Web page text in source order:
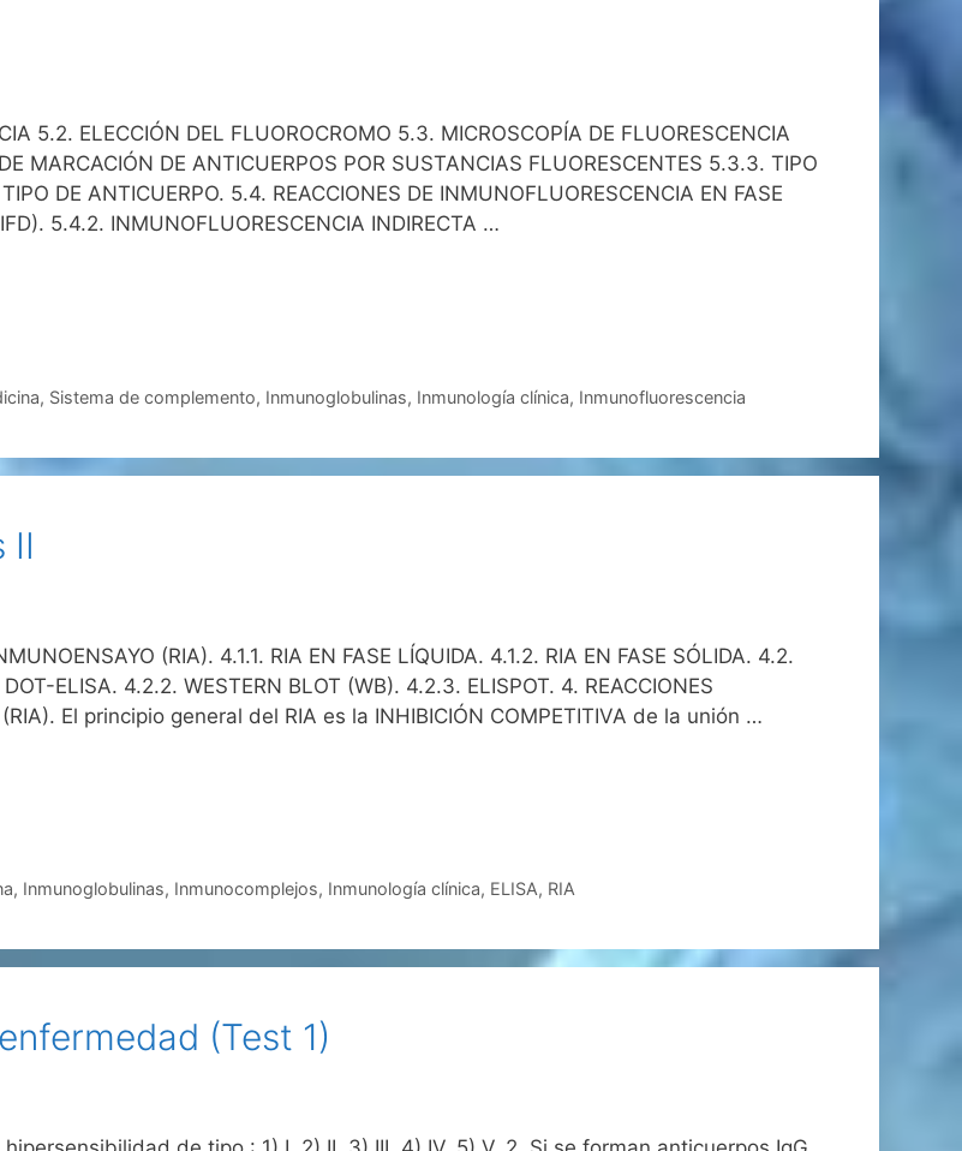
5.2. ELECCIÓN DEL FLUOROCROMO 5.3. MICROSCOPÍA DE FLUORESCENCIA
MARCACIÓN DE ANTICUERPOS POR SUSTANCIAS FLUORESCENTES 5.3.3. TIPO
DE ANTICUERPO. 5.4. REACCIONES DE INMUNOFLUORESCENCIA EN FASE
5.4.2. INMUNOFLUORESCENCIA INDIRECTA …
, Sistema de complemento, Inmunoglobulinas, Inmunología clínica, Inmunofluorescencia
II
(RIA). 4.1.1. RIA EN FASE LÍQUIDA. 4.1.2. RIA EN FASE SÓLIDA. 4.2.
ELISA. 4.2.2. WESTERN BLOT (WB). 4.2.3. ELISPOT. 4. REACCIONES
El principio general del RIA es la INHIBICIÓN COMPETITIVA de la unión …
, Inmunoglobulinas, Inmunocomplejos, Inmunología clínica, ELISA, RIA
(Test 1)